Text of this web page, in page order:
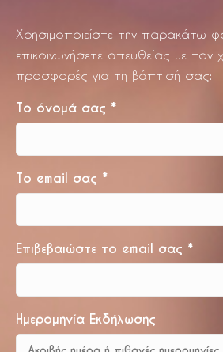
Χρησιμοποιείστε την παρακάτω
επικοινωνήσετε απευθείας με τον
προσφορές για τη βάπτισή σας:
Το όνομά σας *
Το email σας *
Επιβεβαιώστε το email σας *
Ημερομηνία Εκδήλωσης